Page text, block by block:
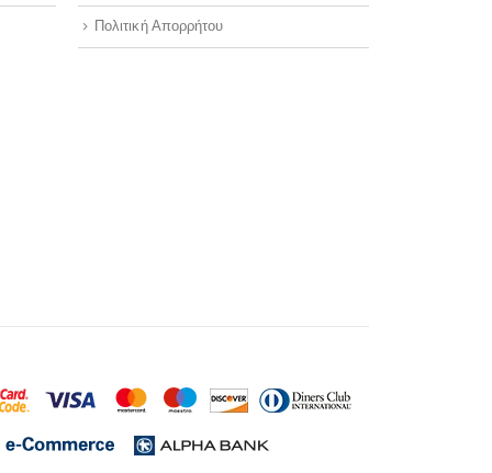
Πολιτική Απορρήτου